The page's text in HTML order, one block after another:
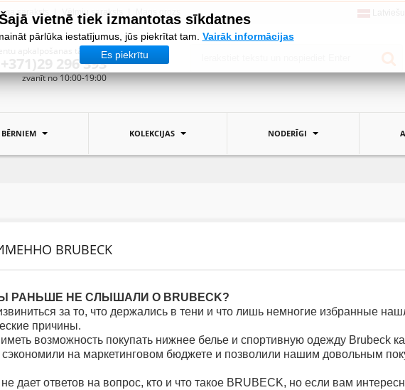
vietnē tiek izmantotas sīkdatnes
pārlūka iestatījumus, jūs piekrītat tam. Vairāk informācijas
Es piekrītu
saraksts Vēlmju saraksts
apkalpošanas tālrunis:
(+371)29 296 393
zvanīt no 10:00-19:00
BĒRNIEM KOLEKCIJAS NODERĪGI
BRUBECK
РАНЬШЕ НЕ СЛЫШАЛИ О BRUBECK?
за то, что держались в тени и что лишь немногие избранные
причины.
возможность покупать нижнее белье и спортивную одежду Brubeck
на маркетинговом бюджете и позволили нашим довольным
дает ответов на вопрос, кто и что такое BRUBECK, но если вам